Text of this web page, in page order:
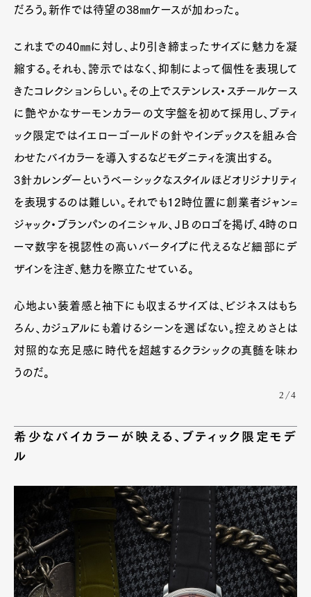
Gourmet
Magazine
Official Columnist
About
Contact
Pen Meet
Pen international Pen tw
だろう。新作では待望の38㎜ケースが加わった。
これまでの40㎜に対し、より引き締まったサイズに魅力を凝
縮する。それも、誇示ではなく、抑制によって個性を表現して
きたコレクションらしい。その上でステンレス・スチールケース
に艶やかなサーモンカラーの文字盤を初めて採用し、ブティ
ック限定ではイエローゴールドの針やインデックスを組み合
わせたバイカラーを導入するなどモダニティを演出する。
3針カレンダーというベーシックなスタイルほどオリジナリティ
を表現するのは難しい。それでも12時位置に創業者ジャン=
ジャック・ブランパンのイニシャル、ＪＢのロゴを掲げ、4時のロ
ーマ数字を視認性の高いバータイプに代えるなど細部にデ
ザインを注ぎ、魅力を際立たせている。
心地よい装着感と袖下にも収まるサイズは、ビジネスはもち
ろん、カジュアルにも着けるシーンを選ばない。控えめさとは
対照的な充足感に時代を超越するクラシックの真髄を味わ
うのだ。
2/4
希少なバイカラーが映える、ブティック限定モデ
ル